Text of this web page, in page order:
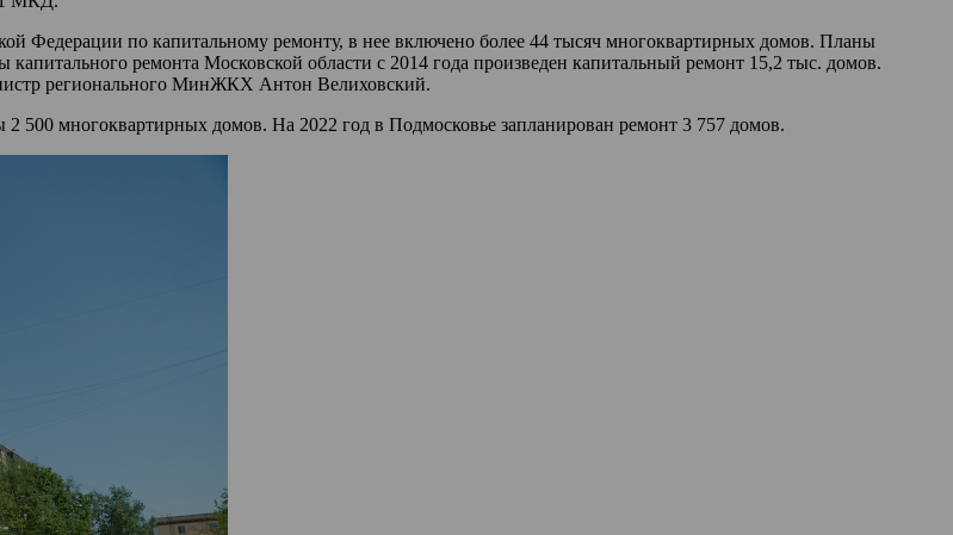
Федерации по капитальному ремонту, в нее включено более 44 тысяч многоквартирных домов. Планы
ремонта Московской области с 2014 года произведен капитальный ремонт 15,2 тыс. домов.
регионального МинЖКХ Антон Велиховский.
500 многоквартирных домов. На 2022 год в Подмосковье запланирован ремонт 3 757 домов.